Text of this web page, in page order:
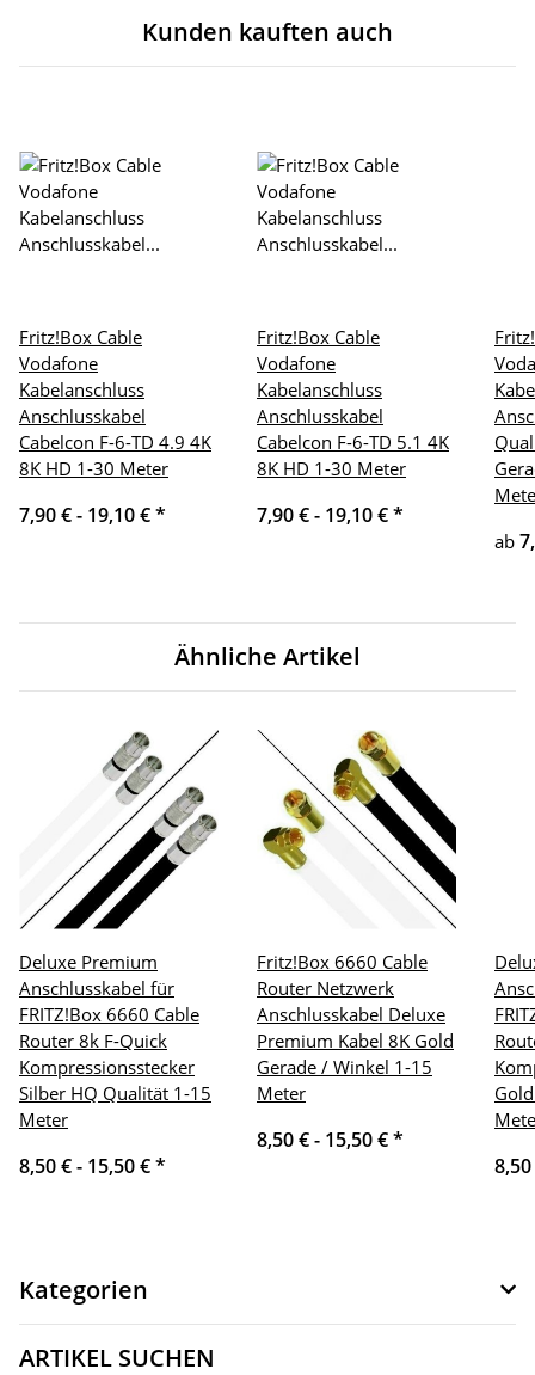
Kunden kauften auch
Fritz!Box Cable
Vodafone
Kabelanschluss
Anschlusskabel
Cabelcon F-6-TD 4.9 4K
8K HD 1-30 Meter
7,90 € - 19,10 €*
Fritz!Box Cable
Vodafone
Kabelanschluss
Anschlusskabel
Cabelcon F-6-TD 5.1 4K
8K HD 1-30 Meter
7,90 € - 19,10 €*
ab
Ähnliche Artikel
Deluxe Premium
Anschlusskabel für
FRITZ!Box 6660 Cable
Router 8k F-Quick
Kompressionsstecker
Silber HQ Qualität 1-15
Meter
8,50 € - 15,50 €*
Fritz!Box 6660 Cable
Router Netzwerk
Anschlusskabel Deluxe
Premium Kabel 8K Gold
Gerade / Winkel 1-15
Meter
8,50 € - 15,50 €*
Kategorien
ARTIKEL SUCHEN